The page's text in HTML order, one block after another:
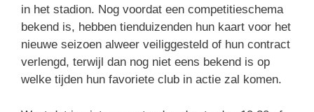
in het stadion. Nog voordat een competitieschema
bekend is, hebben tienduizenden hun kaart voor het
nieuwe seizoen alweer veiliggesteld of hun contract
verlengd, terwijl dan nog niet eens bekend is op
welke tijden hun favoriete club in actie zal komen.